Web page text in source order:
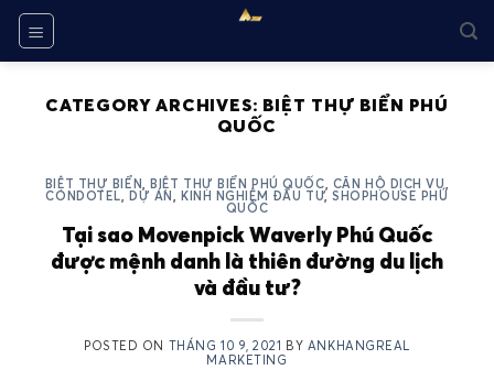
Skip
content
CATEGORY ARCHIVES: BIỆT THỰ BIỂN PHÚ
QUỐC
BIỆT THỰ BIỂN, BIỆT THỰ BIỂN PHÚ QUỐC, CĂN HỘ DỊCH VỤ,
CONDOTEL, DỰ ÁN , KINH NGHIỆM ĐẦU TƯ,SHOPHOUSE PHÚ
QUỐC
Tại sao Movenpick Waverly Phú Quốc
được mệnh danh là thiên đường du lịch
và đầu tư?
POSTED ON THÁNG 10 9, 2021 BY ANKHANGREAL
MARKETING